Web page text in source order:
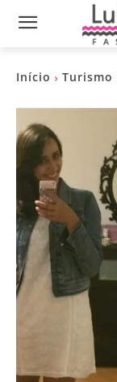
Início Turismo